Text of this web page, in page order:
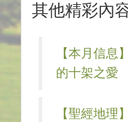
其他精彩內
【本月信息
的十架之愛
【聖經地理